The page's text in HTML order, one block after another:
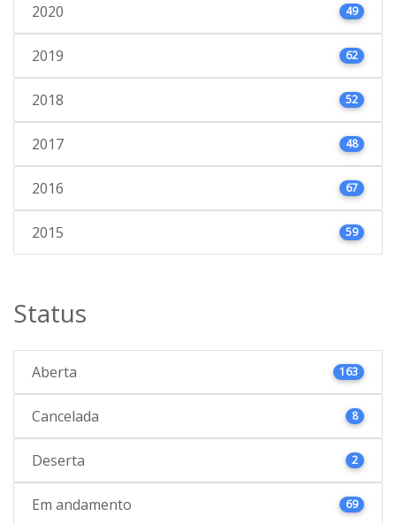
2020 49
2019 62
2018 52
2017 48
2016 67
2015 59
Status
Aberta 163
Cancelada 8
Deserta 2
Em andamento 69